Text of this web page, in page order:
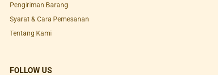
Pengiriman Barang
Syarat & Cara Pemesanan
Tentang Kami
FOLLOW US